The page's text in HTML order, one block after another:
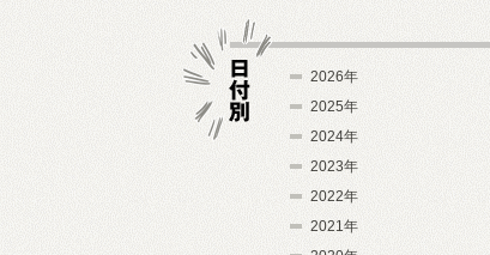
2026年
2025年
2024年
2023年
2022年
2021年